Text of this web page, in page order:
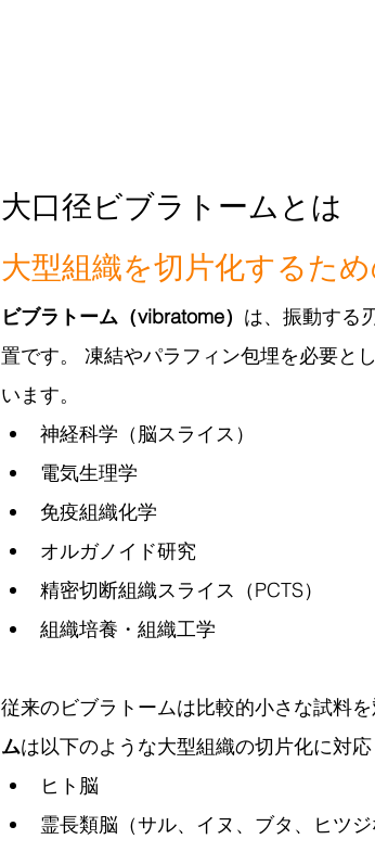
大口径ビブラトームとは
大型組織を切片化するた
ビブラトーム（vibratome） は、振動する
置です。 凍結やパラフィン包埋を必要と
います。
神経科学（脳スライス）
電気生理学
免疫組織化学
オルガノイド研究
精密切断組織スライス（PCTS）
組織培養・組織工学
従来のビブラトームは比較的小さな試料
ムは以下のような大型組織の切片化に対応
ヒト脳
霊長類脳（サル、イヌ、ブタ、ヒツ